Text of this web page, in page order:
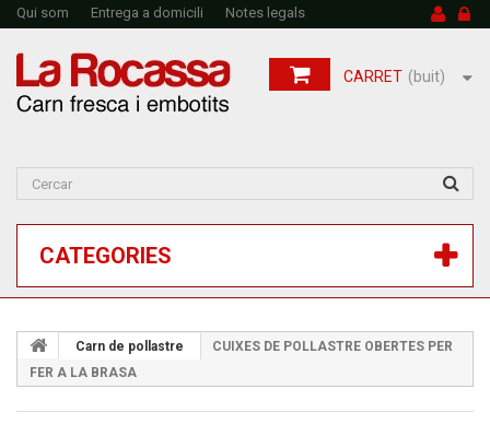
Qui som Entrega a domicili Notes legals
CARRET (buit)
CATEGORIES
Carn de pollastre
CUIXES DE POLLASTRE OBERTES PER
FER A LA BRASA